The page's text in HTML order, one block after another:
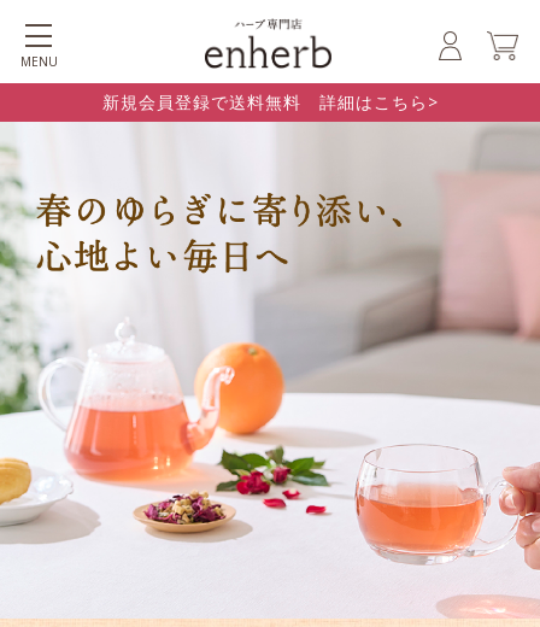
MENU
新規会員登録で送料無料 詳細はこちら>